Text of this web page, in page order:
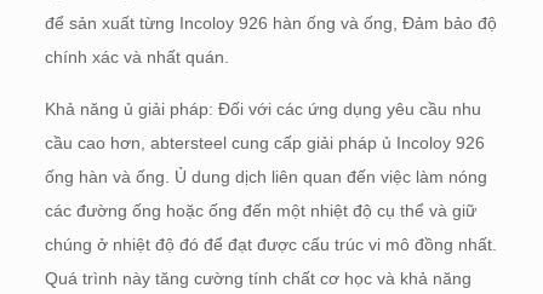
để sản xuất từng Incoloy 926 hàn ống và ống, Đảm bảo độ
chính xác và nhất quán.
Khả năng ủ giải pháp: Đối với các ứng dụng yêu cầu nhu
cầu cao hơn, abtersteel cung cấp giải pháp ủ Incoloy 926
ống hàn và ống. Ủ dung dịch liên quan đến việc làm nóng
các đường ống hoặc ống đến một nhiệt độ cụ thể và giữ
chúng ở nhiệt độ đó để đạt được cấu trúc vi mô đồng nhất.
Quá trình này tăng cường tính chất cơ học và khả năng